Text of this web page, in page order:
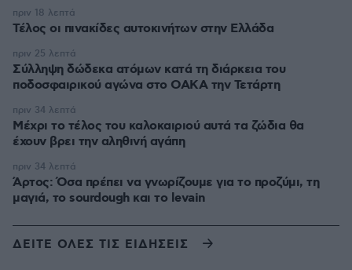
Τέλος οι πινακίδες αυτοκινήτων στην Ελλάδα
πριν 18 λεπτά
Σύλληψη δώδεκα ατόμων κατά τη διάρκεια του
ποδοσφαιρικού αγώνα στο ΟΑΚΑ την Τετάρτη
πριν 25 λεπτά
Μέχρι το τέλος του καλοκαιριού αυτά τα ζώδια θα
έχουν βρει την αληθινή αγάπη
πριν 34 λεπτά
Άρτος: Όσα πρέπει να γνωρίζουμε για το προζύμι, τη
μαγιά, το sourdough και το levain
πριν 34 λεπτά
ΔΕΙΤΕ ΟΛΕΣ ΤΙΣ ΕΙΔΗΣΕΙΣ